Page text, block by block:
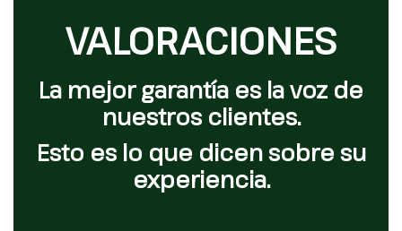
VALORACIONES
La mejor garantía es la voz de
nuestros clientes.
Esto es lo que dicen sobre su
experiencia.